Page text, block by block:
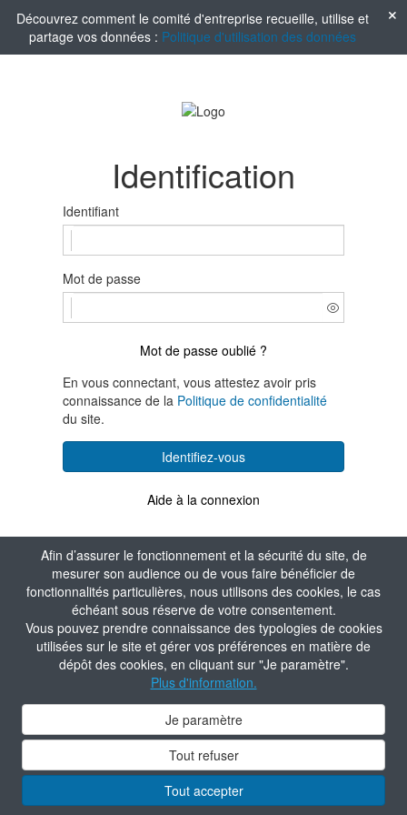
Afin d’assurer le fonctionnement et la sécurité du site, de
mesurer son audience ou de vous faire bénéficier de
fonctionnalités particulières, nous utilisons des cookies, le cas
échéant sous réserve de votre consentement.
Vous pouvez prendre connaissance des typologies de cookies
utilisées sur le site et gérer vos préférences en matière de
dépôt des cookies, en cliquant sur "Je paramètre".
Plus d'information.
Je paramètre
Tout refuser
Tout accepter
Découvrez comment le comité d'entreprise recueille, utilise et
partage vos données : Politique d'utilisation des données
Identification
Identifiant
Mot de passe
Mot de passe oublié ?
En vous connectant, vous attestez avoir pris
connaissance de la Politique de confidentialité
du site.
Identifiez-vous
Aide à la connexion